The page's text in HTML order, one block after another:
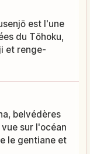
est l'une
du Tōhoku,
et renge-
belvédères
sur l'océan
le gentiane et